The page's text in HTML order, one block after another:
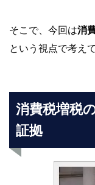
そこで、今回は消
という視点で考え
消費税増税
証拠